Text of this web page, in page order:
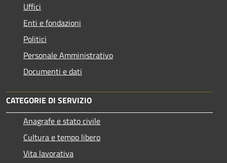
Uffici
Enti e fondazioni
Politici
Personale Amministrativo
Documenti e dati
CATEGORIE DI SERVIZIO
Anagrafe e stato civile
Cultura e tempo libero
Vita lavorativa